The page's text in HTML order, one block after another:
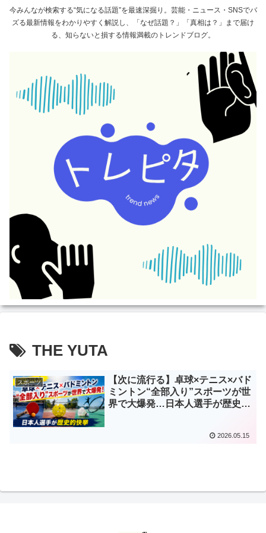
今みんなが検索する“気になる話題”を最速深掘り。芸能・ニュース・SNSでバ
ズる最新情報をわかりやすく解説し、「なぜ話題？」「真相は？」まで届け
る、知らないと損する情報満載のトレンドブログ。
THE YUTA
スポーツ
【次に流行る】卓球×テニス×バド
ミントン“全部入り”スポーツが世
界で大爆発…日本人選手が歴史的
2026.05.15